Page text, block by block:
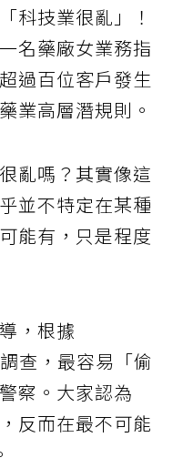
科技業很亂」！
名藥廠女業務指
過百位客戶發生
業高層潛規則。
亂嗎？其實像這
並不特定在某種
能有，只是程度
，根據
查，最容易「偷
察。大家認為
反而在最不可能